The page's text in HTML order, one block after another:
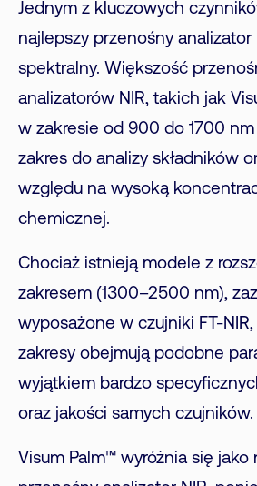
Jednym z kluczowych
najlepszy przenośny analizator
spektralny. Większość
analizatorów NIR, takich jak
w zakresie od 900 do 1700
zakres do analizy składników
względu na wysoką
chemicznej.
Chociaż istnieją modele z
zakresem (1300–2500 nm),
wyposażone w czujniki FT-
zakresy obejmują podobne
wyjątkiem bardzo
oraz jakości samych czujników.
Visum Palm™ wyróżnia się jako